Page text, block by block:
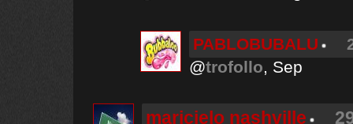
PABLOBUBALU
@trofollo, Sep
maricielo nashville